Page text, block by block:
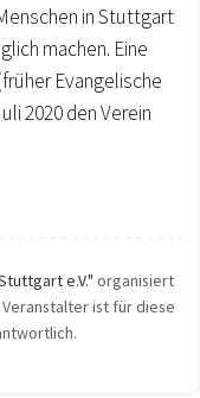
in Stuttgart
machen. Eine
Evangelische
2020 den Verein
e.V." organisiert
ist für diese